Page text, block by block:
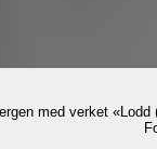
med verket